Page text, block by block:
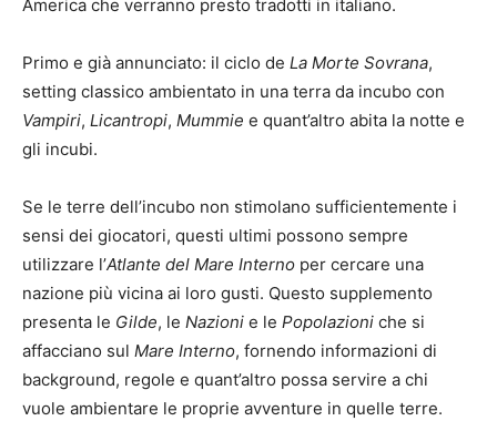
America che verranno presto tradotti in italiano.
Primo e già annunciato: il ciclo de La Morte Sovrana,
setting classico ambientato in una terra da incubo con
Vampiri, Licantropi, Mummie e quant’altro abita la notte e
gli incubi.
Se le terre dell’incubo non stimolano sufficientemente i
sensi dei giocatori, questi ultimi possono sempre
utilizzare l’Atlante del Mare Interno per cercare una
nazione più vicina ai loro gusti. Questo supplemento
presenta le Gilde, le Nazioni e le Popolazioni che si
affacciano sul Mare Interno, fornendo informazioni di
background, regole e quant’altro possa servire a chi
vuole ambientare le proprie avventure in quelle terre.